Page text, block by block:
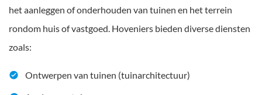
het aanleggen of onderhouden van tuinen en het terrein
rondom huis of vastgoed. Hoveniers bieden diverse diensten
zoals:
Ontwerpen van tuinen (tuinarchitectuur)